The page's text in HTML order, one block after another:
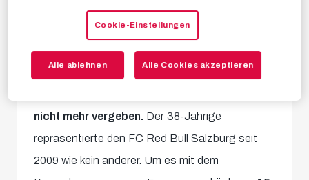
sehen, auch die Verantwortlichen und der
gesamte Mitarbeiterstab trugen unsere
Legende als Nummer 17 auf dem Rücken. Zu
nicht mehr vergeben. Der 38-Jährige
repräsentierte den FC Red Bull Salzburg seit
2009 wie kein anderer. Um es mit dem
Cookie-Einstellungen
Alle ablehnen Alle Cookies akzeptieren